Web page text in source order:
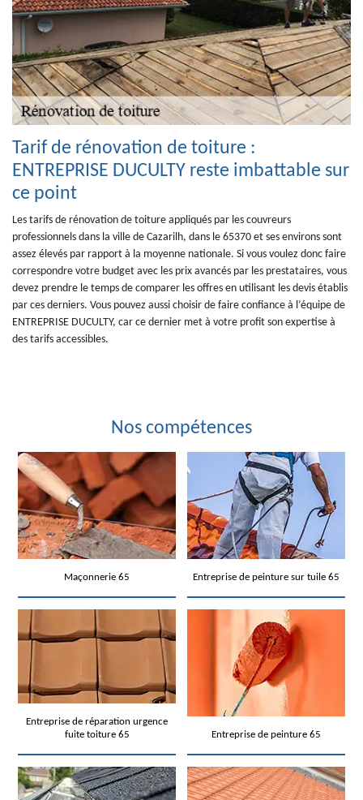
Tarif de rénovation de toiture :
ENTREPRISE DUCULTY reste imbattable sur
ce point
Les tarifs de rénovation de toiture appliqués par les couvreurs
professionnels dans la ville de Cazarilh, dans le 65370 et ses environs sont
assez élevés par rapport à la moyenne nationale. Si vous voulez donc faire
correspondre votre budget avec les prix avancés par les prestataires, vous
devez prendre le temps de comparer les offres en utilisant les devis établis
par ces derniers. Vous pouvez aussi choisir de faire confiance à l’équipe de
ENTREPRISE DUCULTY, car ce dernier met à votre profit son expertise à
des tarifs accessibles.
Nos compétences
Maçonnerie 65 Entreprise de peinture sur tuile 65
Entreprise de réparation urgence
fuite toiture 65
Entreprise de peinture 65